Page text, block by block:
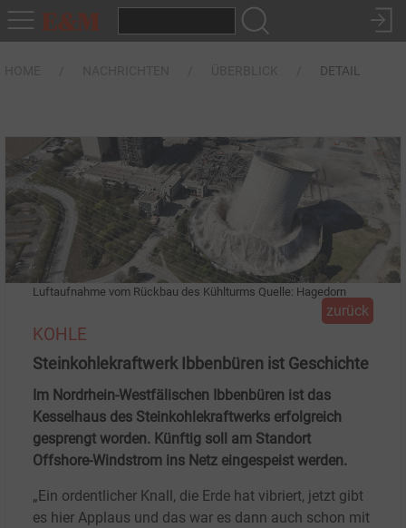
DETAIL
Luftaufnahme vom Rückbau des Kühlturms Quelle: Hagedorn
zurück
KOHLE
Steinkohlekraftwerk Ibbenbüren ist Geschichte
Im Nordrhein-Westfälischen Ibbenbüren ist das
Kesselhaus des Steinkohlekraftwerks erfolgreich
gesprengt worden. Künftig soll am Standort
Offshore-Windstrom ins Netz eingespeist werden.
„Ein ordentlicher Knall, die Erde hat vibriert, jetzt gibt
es hier Applaus und das war es dann auch schon mit